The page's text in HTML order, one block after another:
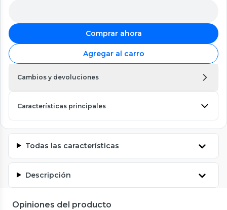
Comprar ahora
Agregar al carro
Cambios y devoluciones
Características principales
Todas las características
Descripción
Opiniones del producto